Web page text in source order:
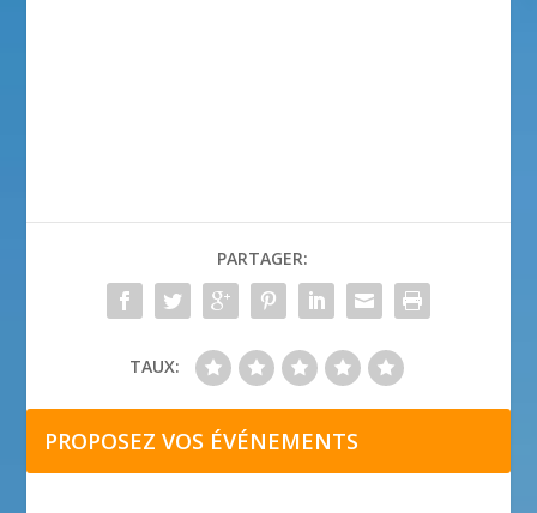
PARTAGER:
TAUX:
PROPOSEZ VOS ÉVÉNEMENTS